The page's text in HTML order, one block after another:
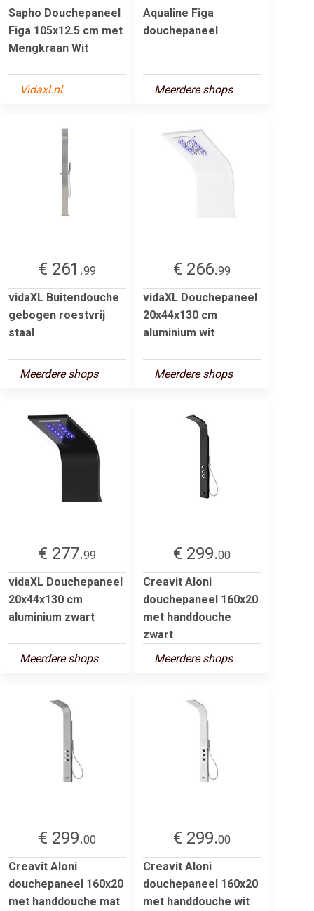
Sapho Douchepaneel
Figa 105x12.5 cm met
Mengkraan Wit
Vidaxl.nl
Aqualine Figa
douchepaneel
Meerdere shops
€ 261.99
vidaXL Buitendouche
gebogen roestvrij
staal
Meerdere shops
€ 266.99
vidaXL Douchepaneel
20x44x130 cm
aluminium wit
Meerdere shops
€ 277.99
vidaXL Douchepaneel
20x44x130 cm
aluminium zwart
Meerdere shops
€ 299.00
Creavit Aloni
douchepaneel 160x20
met handdouche
zwart
Meerdere shops
€ 299.00
Creavit Aloni
douchepaneel 160x20
met handdouche mat
€ 299.00
Creavit Aloni
douchepaneel 160x20
met handdouche wit